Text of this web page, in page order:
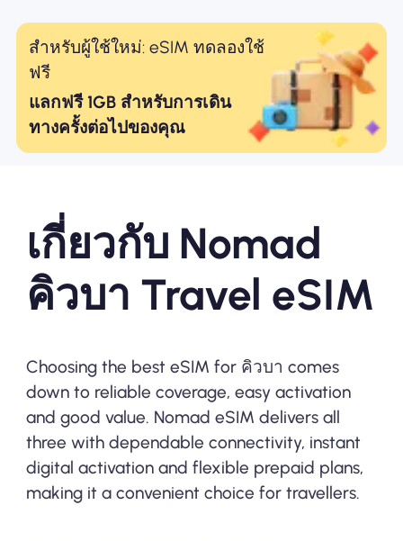
สำหรับผู้ใช้ใหม่: eSIM ทดลองใช้
ฟรี
แลกฟรี 1GB สำหรับการเดิน
ทางครั้งต่อไปของคุณ
เกี่ยวกับ Nomad
คิวบา Travel eSIM
Choosing the best eSIM for คิวบา comes
down to reliable coverage, easy activation
and good value. Nomad eSIM delivers all
three with dependable connectivity, instant
digital activation and flexible prepaid plans,
making it a convenient choice for travellers.